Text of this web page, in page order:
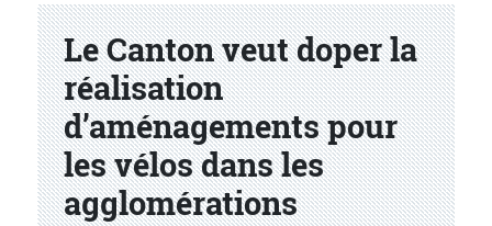
Le Canton veut doper la
réalisation
d’aménagements pour
les vélos dans les
agglomérations
Partenaire(s)